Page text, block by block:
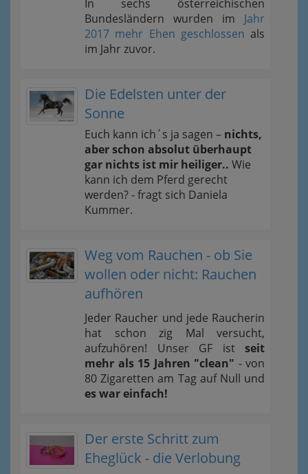
In sechs österreichischen
Bundesländern wurden im Jahr
2017 mehr Ehen geschlossen als
im Jahr zuvor.
Die Edelsten unter der
Sonne
Euch kann ich´s ja sagen – nichts,
aber schon absolut überhaupt
gar nichts ist mir heiliger.. Wie
kann ich dem Pferd gerecht
werden? - fragt sich Daniela
Kummer.
Weg vom Rauchen - ob Sie
wollen oder nicht: Rauchen
aufhören
Jeder Raucher und jede Raucherin
hat schon zig Mal versucht,
aufzuhören! Unser GF ist seit
mehr als 15 Jahren "clean" - von
80 Zigaretten am Tag auf Null und
es war einfach!
Der erste Schritt zum
Eheglück - die Verlobung